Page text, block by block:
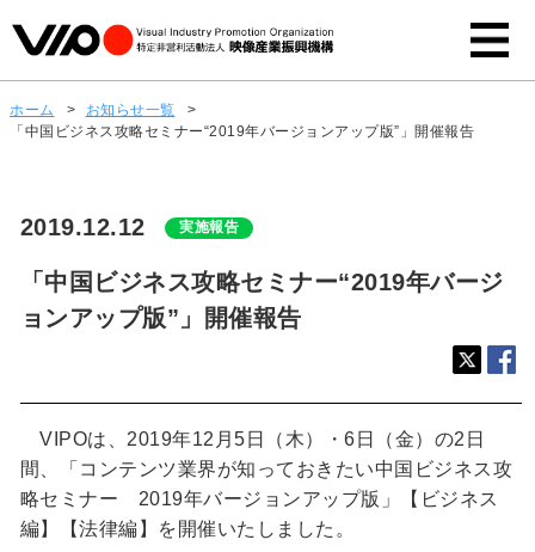
ホーム > お知らせ一覧
>
「中国ビジネス攻略セミナー“2019年バージョンアップ版”」開催報告
2019.12.12 実施報告
「中国ビジネス攻略セミナー“2019年バージ
ョンアップ版”」開催報告
VIPOは、2019年12月5日（木）・6日（金）の2日
間、「コンテンツ業界が知っておきたい中国ビジネス攻
略セミナー 2019年バージョンアップ版」【ビジネス
編】【法律編】を開催いたしました。